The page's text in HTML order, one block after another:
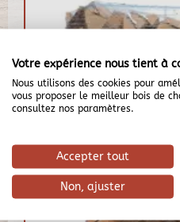
Votre expérience nous tient à
Nous utilisons des cookies pour
vous proposer le meilleur bois de
consultez nos paramètres.
Accepter tout
Non, ajuster